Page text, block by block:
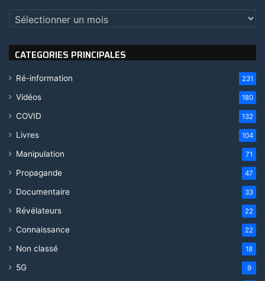
Archives
CATEGORIES PRINCIPALES
Ré-information 231
Vidéos 180
COVID 132
Livres 104
Manipulation 71
Propagande 47
Documentaire 33
Révélateurs 22
Connaissance 22
Non classé 18
5G 9